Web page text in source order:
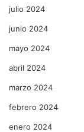
julio 2024
junio 2024
mayo 2024
abril 2024
marzo 2024
febrero 2024
enero 2024